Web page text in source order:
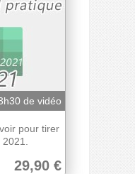
de vidéo
pour tirer
29,90 €